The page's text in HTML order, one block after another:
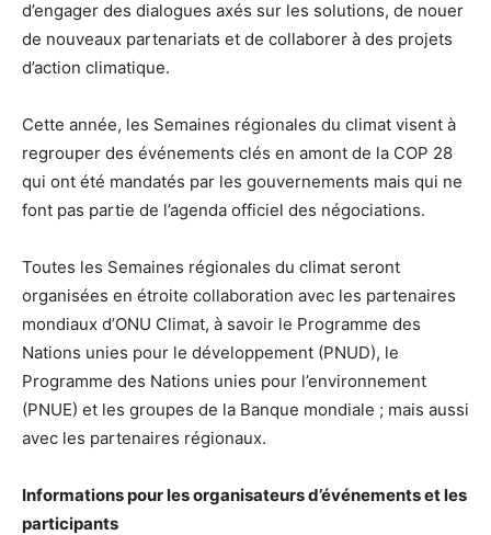
d’engager des dialogues axés sur les solutions, de nouer
de nouveaux partenariats et de collaborer à des projets
d’action climatique.
Cette année, les Semaines régionales du climat visent à
regrouper des événements clés en amont de la COP 28
qui ont été mandatés par les gouvernements mais qui ne
font pas partie de l’agenda officiel des négociations.
Toutes les Semaines régionales du climat seront
organisées en étroite collaboration avec les partenaires
mondiaux d’ONU Climat, à savoir le Programme des
Nations unies pour le développement (PNUD), le
Programme des Nations unies pour l’environnement
(PNUE) et les groupes de la Banque mondiale ; mais aussi
avec les partenaires régionaux.
Informations pour les organisateurs d’événements et les
participants